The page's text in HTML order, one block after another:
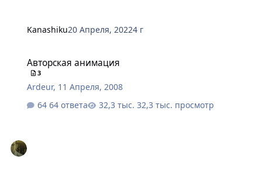
Kanashiku20 Апреля, 20224 г
Авторская анимация
3
Ardeur, 11 Апреля, 2008
64 ответа
32,3 тыс. просмотр